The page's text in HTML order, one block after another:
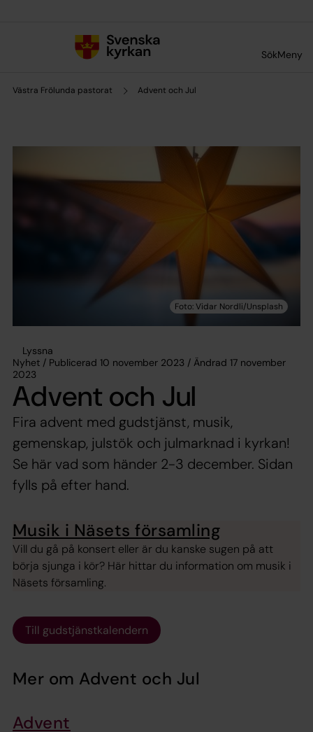
SökMeny
Västra Frölunda pastorat Advent och Jul
Lyssna
Nyhet / Publicerad 10 november 2023 / Ändrad 17 november
2023
Advent och Jul
Fira advent med gudstjänst, musik,
gemenskap, julstök och julmarknad i kyrkan!
Se här vad som händer 2-3 december. Sidan
fylls på efter hand.
Musik i Näsets församling
Vill du gå på konsert eller är du kanske sugen på att
börja sjunga i kör? Här hittar du information om musik i
Näsets församling.
Till gudstjänstkalendern
Mer om Advent och Jul
Advent